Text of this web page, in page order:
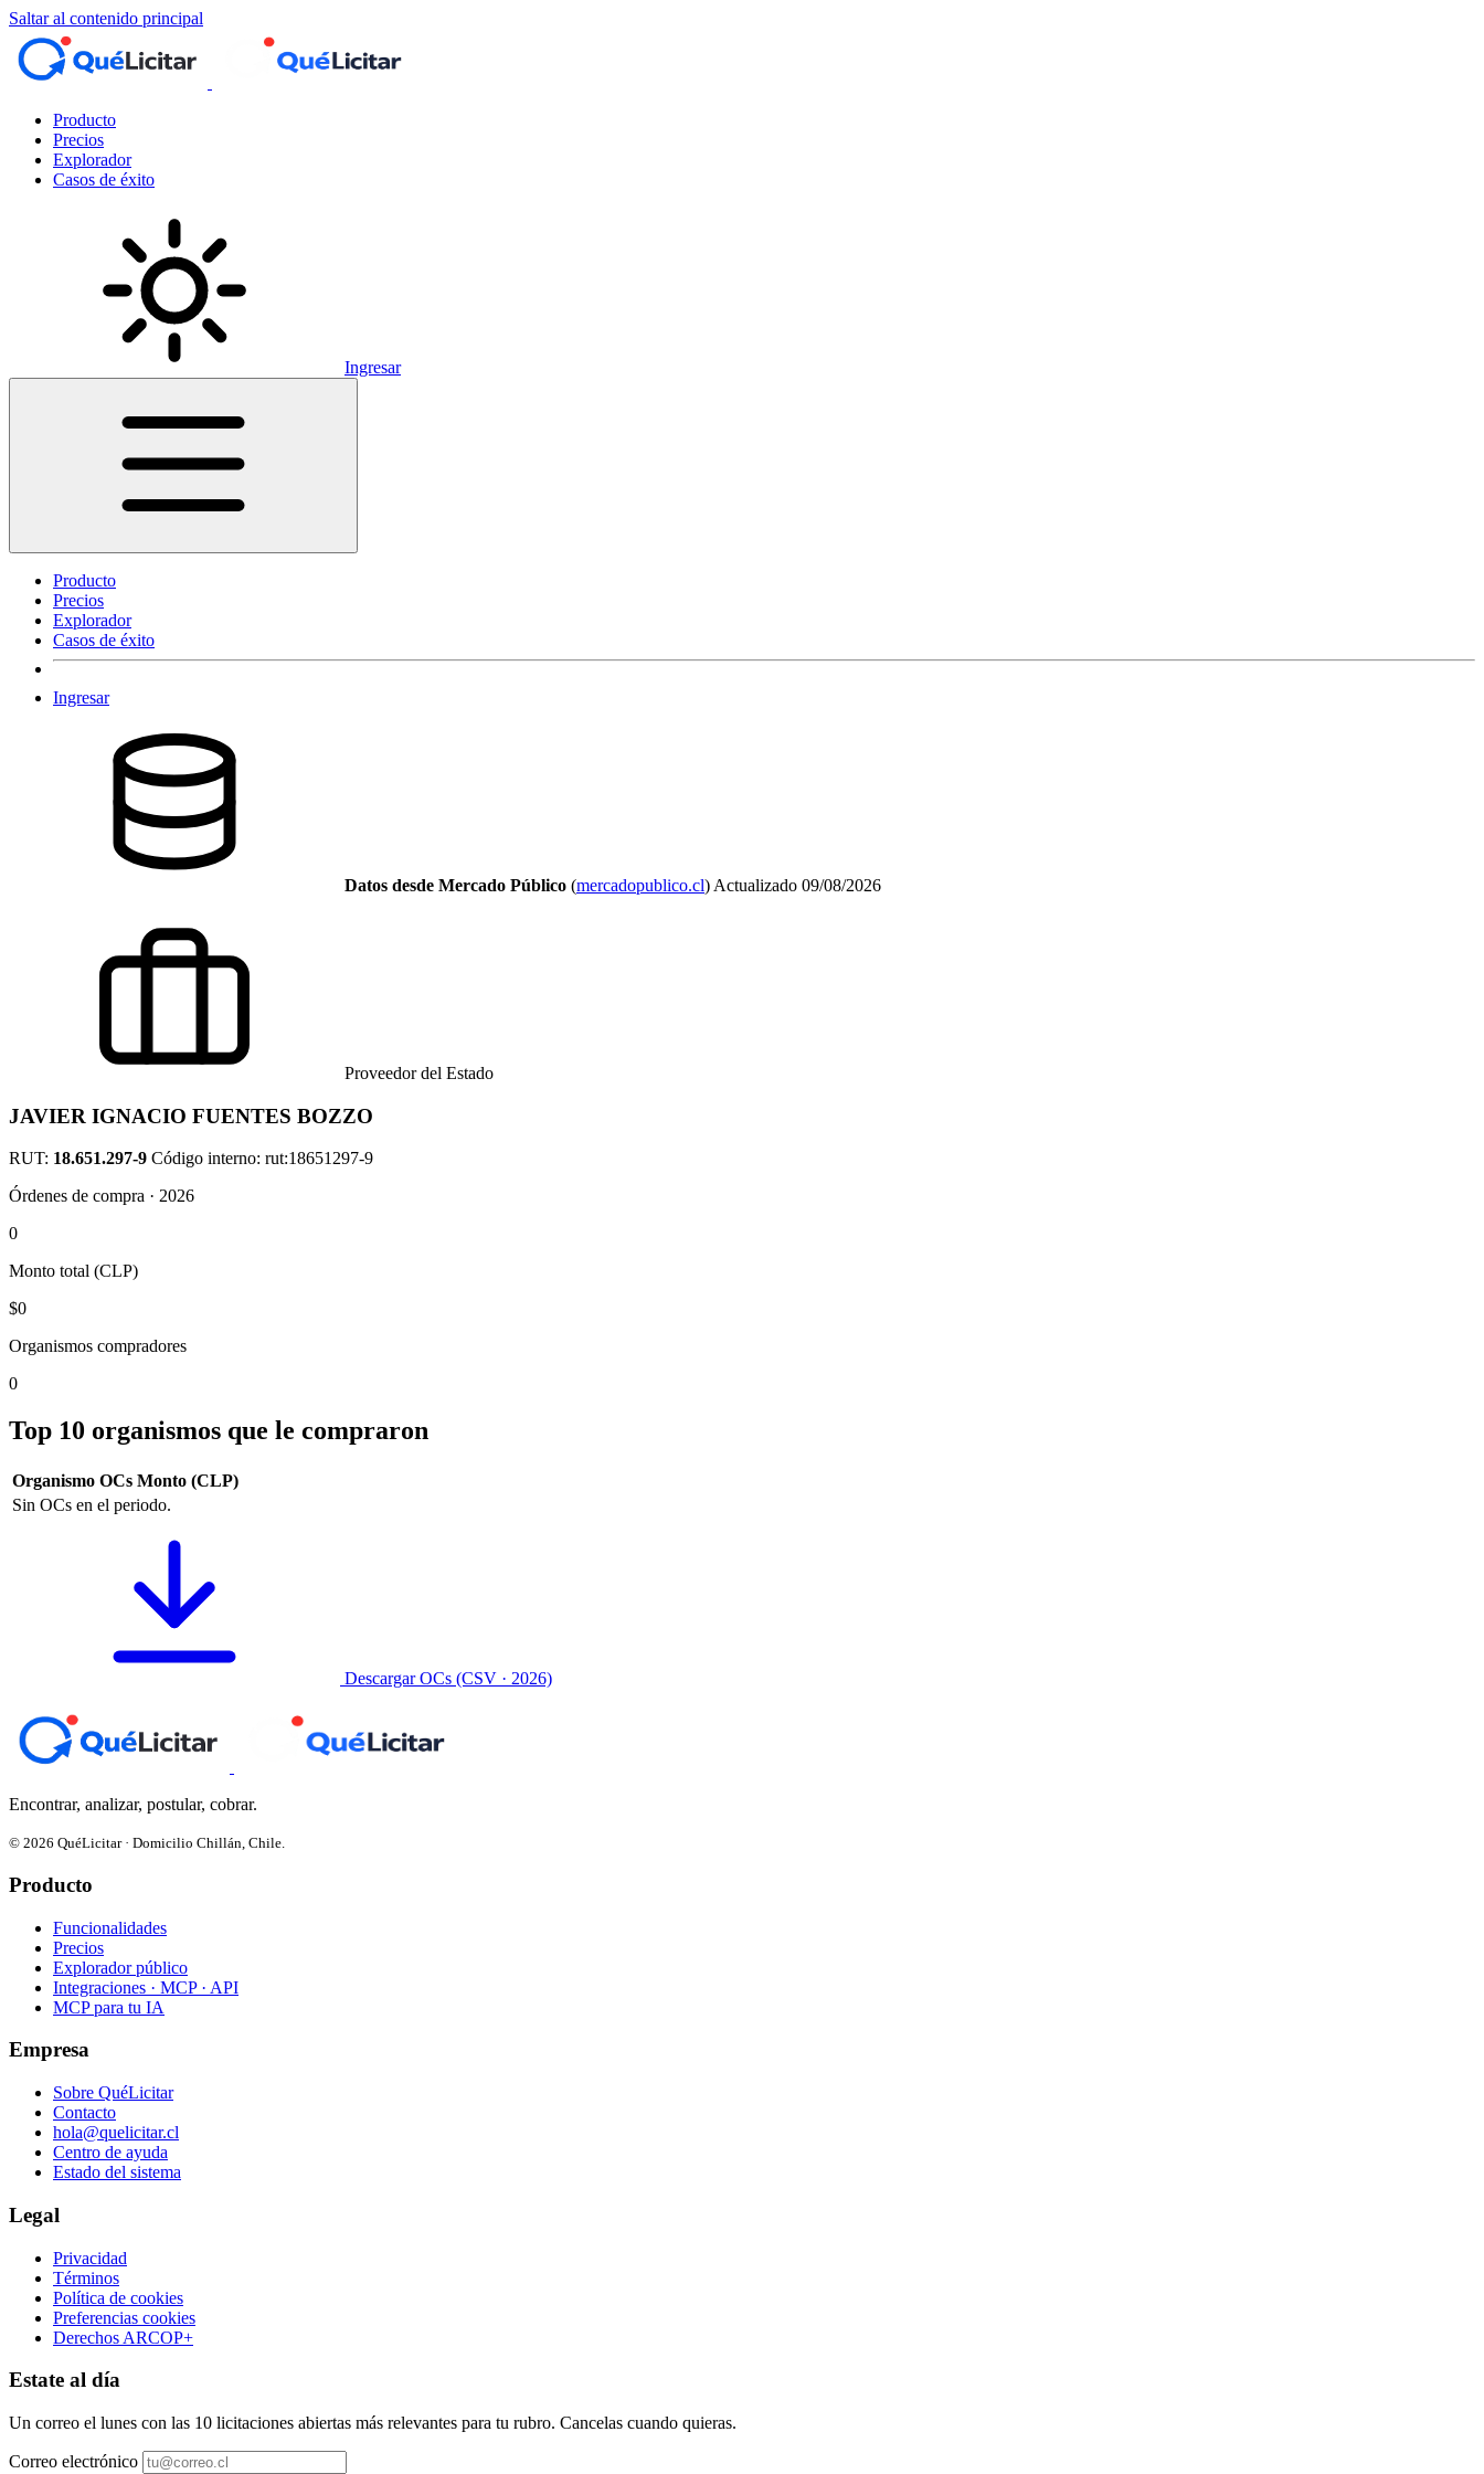
Saltar al contenido principal
Producto
Precios
Explorador
Casos de éxito
Ingresar
Producto
Precios
Explorador
Casos de éxito
Ingresar
Datos desde Mercado Público (mercadopublico.cl) Actualizado 09/08/2026
Proveedor del Estado
JAVIER IGNACIO FUENTES BOZZO
RUT: 18.651.297-9 Código interno: rut:18651297-9
Órdenes de compra · 2026
0
Monto total (CLP)
$0
Organismos compradores
0
Top 10 organismos que le compraron
Organismo OCs Monto (CLP)
Sin OCs en el periodo.
Descargar OCs (CSV · 2026)
Encontrar, analizar, postular, cobrar.
© 2026 QuéLicitar · Domicilio Chillán, Chile.
Producto
Funcionalidades
Precios
Explorador público
Integraciones · MCP · API
MCP para tu IA
Empresa
Sobre QuéLicitar
Contacto
hola@quelicitar.cl
Centro de ayuda
Estado del sistema
Legal
Privacidad
Términos
Política de cookies
Preferencias cookies
Derechos ARCOP+
Estate al día
Un correo el lunes con las 10 licitaciones abiertas más relevantes para tu rubro. Cancelas cuando quieras.
Correo electrónico